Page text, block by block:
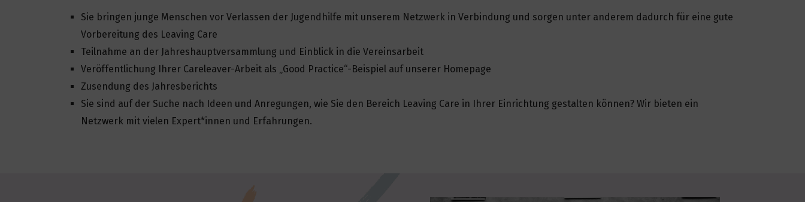
Sie bringen junge Menschen vor Verlassen der Jugendhilfe mit unserem Netzwerk in Verbindung und sorgen unter anderem dadurch für eine gute
Vorbereitung des Leaving Care
Teilnahme an der Jahreshauptversammlung und Einblick in die Vereinsarbeit
Veröffentlichung Ihrer Careleaver-Arbeit als „Good Practice“-Beispiel auf unserer Homepage
Zusendung des Jahresberichts
Sie sind auf der Suche nach Ideen und Anregungen, wie Sie den Bereich Leaving Care in Ihrer Einrichtung gestalten können? Wir bieten ein
Netzwerk mit vielen Expert*innen und Erfahrungen.